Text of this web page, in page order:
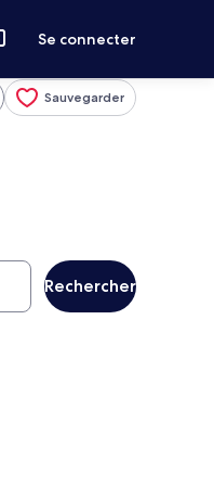
Se connecter
Sauvegarder
Rechercher